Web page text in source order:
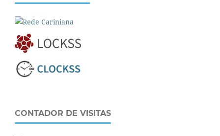
CONTADOR DE VISITAS